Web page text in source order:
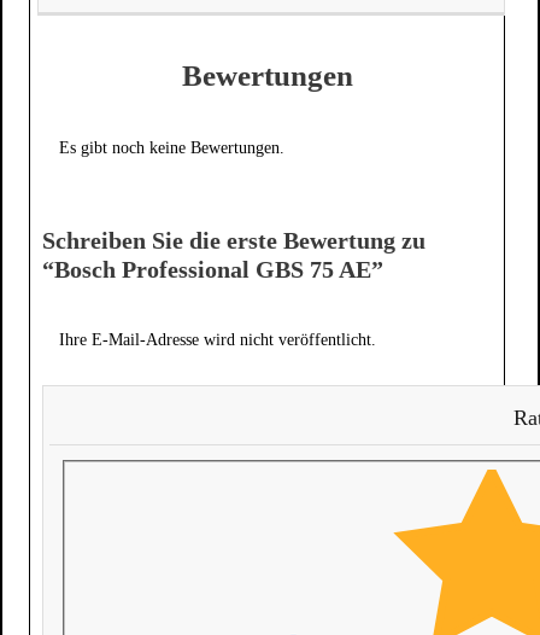
Bewertungen
Es gibt noch keine Bewertungen.
Schreiben Sie die erste Bewertung zu
“Bosch Professional GBS 75 AE”
Ihre E-Mail-Adresse wird nicht veröffentlicht.